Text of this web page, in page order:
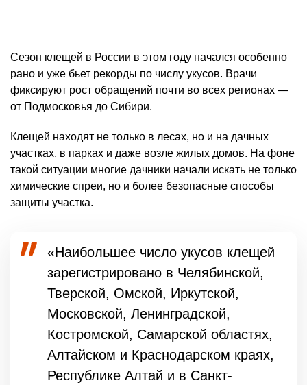
Сезон клещей в России в этом году начался особенно
рано и уже бьет рекорды по числу укусов. Врачи
фиксируют рост обращений почти во всех регионах —
от Подмосковья до Сибири.
Клещей находят не только в лесах, но и на дачных
участках, в парках и даже возле жилых домов. На фоне
такой ситуации многие дачники начали искать не только
химические спреи, но и более безопасные способы
защиты участка.
«Наибольшее число укусов клещей
зарегистрировано в Челябинской,
Тверской, Омской, Иркутской,
Московской, Ленинградской,
Костромской, Самарской областях,
Алтайском и Краснодарском краях,
Республике Алтай и в Санкт-